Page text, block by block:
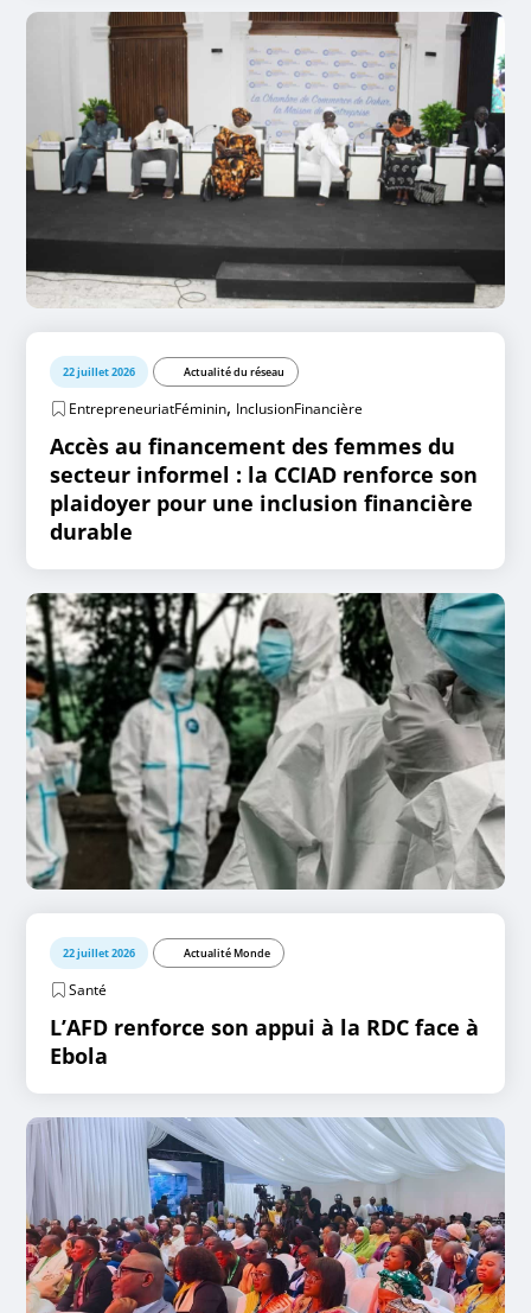
22 juillet 2026 Actualité du réseau
EntrepreneuriatFéminin, InclusionFinancière
Accès au financement des femmes du
secteur informel : la CCIAD renforce son
plaidoyer pour une inclusion financière
durable
22 juillet 2026 Actualité Monde
Santé
L’AFD renforce son appui à la RDC face à
Ebola